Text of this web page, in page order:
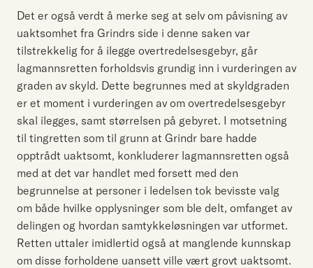
Det er også verdt å merke seg at selv om påvisning av
uaktsomhet fra Grindrs side i denne saken var
tilstrekkelig for å ilegge overtredelsesgebyr, går
lagmannsretten forholdsvis grundig inn i vurderingen av
graden av skyld. Dette begrunnes med at skyldgraden
er et moment i vurderingen av om overtredelsesgebyr
skal ilegges, samt størrelsen på gebyret. I motsetning
til tingretten som til grunn at Grindr bare hadde
opptrådt uaktsomt, konkluderer lagmannsretten også
med at det var handlet med forsett med den
begrunnelse at personer i ledelsen tok bevisste valg
om både hvilke opplysninger som ble delt, omfanget av
delingen og hvordan samtykkeløsningen var utformet.
Retten uttaler imidlertid også at manglende kunnskap
om disse forholdene uansett ville vært grovt uaktsomt.